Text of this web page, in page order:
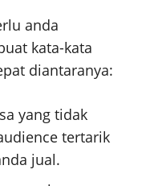
anda
kata-kata
diantaranya:
yang tidak
tertarik
jual.